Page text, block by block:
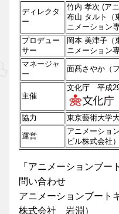
ディレクタ
ー
竹内 孝次 (ア
布山 タルト（
ニメーション
プロデュー
サー
岡本 美津子（
ニメーション
マネージャ
ー
面髙さやか（フ
主催
文化庁 平成
協力 東京藝術大学
運営
アニメーショ
ビル株式会社）
「アニメーションブー
問い合わせ
アニメーションブート
株式会社 岩淵）